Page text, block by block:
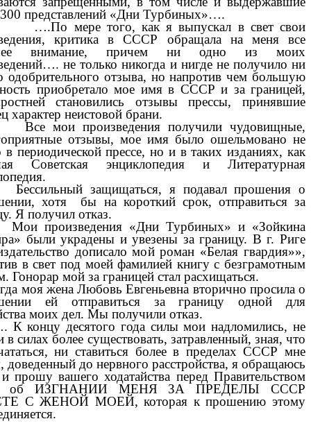
представлений «Дни Турбиных»….
того, как я выпускал в свет свои
критика в СССР обращала на меня все
внимание, причем ни одно из моих
не только никогда и нигде не получило ни
одобрительного отзыва, но напротив чем большую
приобретало мое имя в СССР и за границей,
становились отзывы прессы, принявшие
характер неистовой брани.
произведения получили чудовищные,
отзывы, мое имя было ошельмовано не
в периодической прессе, но и в таких изданиях, как
Советская энциклопедия и Литературная
защищаться, я подавал прошения о
хотя бы на короткий срок, отправиться за
Я получил отказ.
«Дни Турбиных» и «Зойкина
были украдены и увезены за границу. В г. Риге
дописало мой роман «Белая гвардия»»,
в свет под моей фамилией книгу с безграмотным
Гонорар мой за границей стал расхищаться.
моя жена Любовь Евгеньевна вторично просила о
ей отправиться за границу одной для
моих дел. Мы получили отказ.
десятого года силы мои надломились, не
в силах более существовать, затравленный, зная, что
ни ставиться более в пределах СССР мне
доведенный до нервного расстройства, я обращаюсь
прошу вашего ходатайства перед Правительством
об ИЗГНАНИИ МЕНЯ ЗА ПРЕДЕЛЫ СССР
С ЖЕНОЙ МОЕЙ, которая к прошению этому